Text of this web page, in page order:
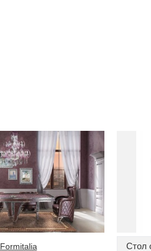
Formitalia Стол